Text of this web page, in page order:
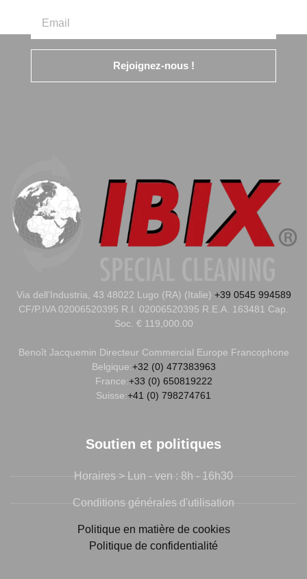
Rejoignez-nous !
Via dell’Industria, 43 48022 Lugo (RA) (Italie) +39 0545 994589
CF/P.IVA 02006520395 R.I. 02006520395 R.E.A. 163481 Cap.
Soc. € 119,000.00
Benoît Jacquemin Directeur Commercial Europe Francophone
Belgique:+32 (0) 477383963
France:+33 (0) 650819222
Suisse:+41 (0) 798274761
Soutien et politiques
Horaires > Lun - ven : 8h - 16h30
Conditions générales d'utilisation
Politique en matière de cookies
Politique de confidentialité